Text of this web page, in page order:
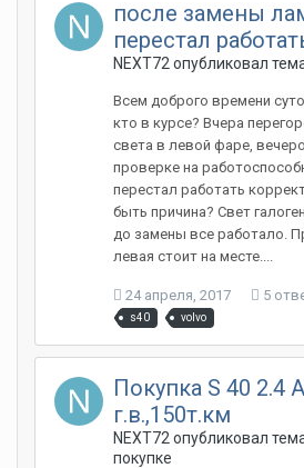
после замены
перестал
NEXT72 опубликовал
Всем доброго времени
кто в курcе? Вчера
света в левой фаре,
проверке на
перестал работать
быть причина? Свет
до замены все работало.
левая стоит на месте....
24 апреля, 2017 5
s40 volvo
Покупка S 40 2.4
г.в.,150т.км
NEXT72 опубликовал
покупке